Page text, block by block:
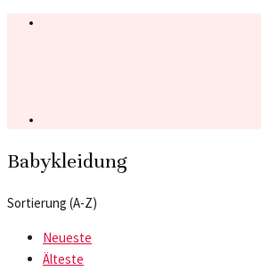
Babykleidung
Sortierung (A-Z)
Neueste
Älteste